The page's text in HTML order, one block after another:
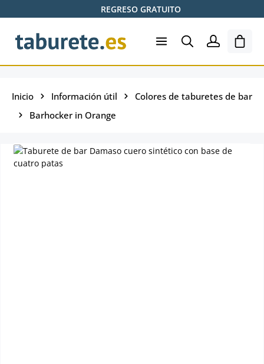
Saltar al contenido principalREGRESO GRATUITO
El
Inicio Información útil
Colores de taburetes de bar
Barhocker in Orange